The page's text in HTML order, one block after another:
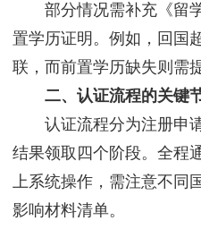
部分情况需补充《留学
置学历证明。例如，回国
联，而前置学历缺失则需
二、认证流程的关键
认证流程分为注册申请
结果领取四个阶段。全程
上系统操作，需注意不同
影响材料清单。